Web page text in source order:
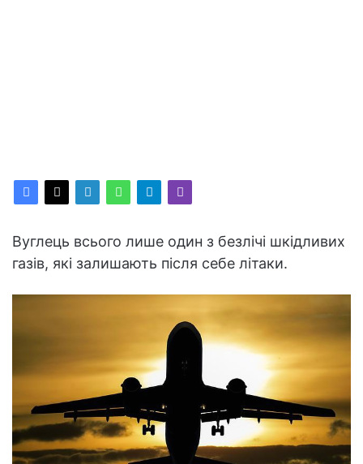
Вуглець всього лише один з безлічі шкідливих
газів, які залишають після себе літаки.